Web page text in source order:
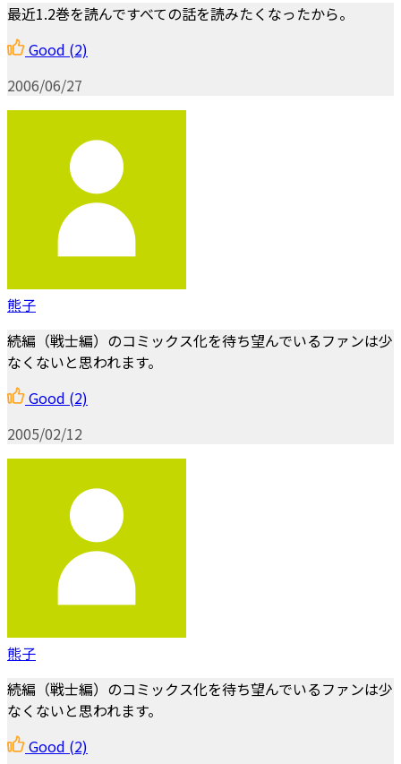
最近1.2巻を読んですべての話を読みたくなったから。
Good (2)
2006/06/27
熊子
続編（戦士編）のコミックス化を待ち望んでいるファンは少
なくないと思われます。
Good (2)
2005/02/12
熊子
続編（戦士編）のコミックス化を待ち望んでいるファンは少
なくないと思われます。
Good (2)